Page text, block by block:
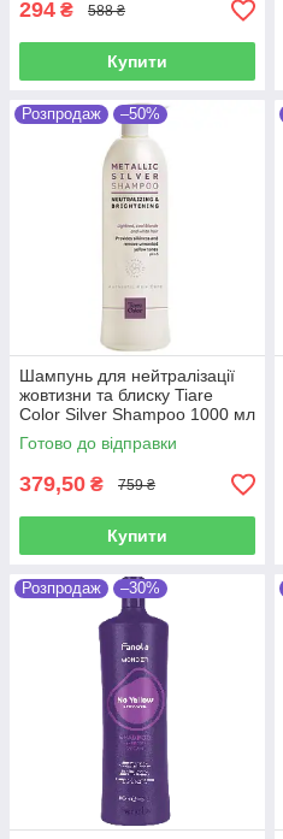
294 ₴ 588 ₴
Купити
Розпродаж –50%
Шампунь для нейтралізації
жовтизни та блиску Tiare
Color Silver Shampoo 1000 мл
Готово до відправки
379,50 ₴ 759 ₴
Купити
Розпродаж –30%